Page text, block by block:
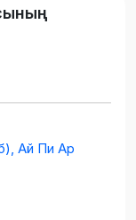
Ай Пи Ар